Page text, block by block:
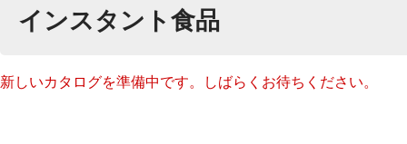
インスタント食品
新しいカタログを準備中です。しばらくお待ちください。